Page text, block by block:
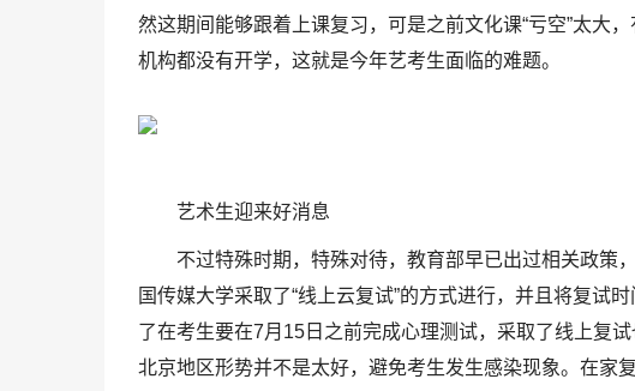
然这期间能够跟着上课复习，可是之前文化课“亏空”太大
机构都没有开学，这就是今年艺考生面临的难题。
艺术生迎来好消息
不过特殊时期，特殊对待，教育部早已出过相关政策
国传媒大学采取了“线上云复试”的方式进行，并且将复试
了在考生要在7月15日之前完成心理测试，采取了线上复
北京地区形势并不是太好，避免考生发生感染现象。在家